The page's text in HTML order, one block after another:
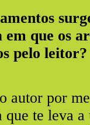
que os
pelo
autor por
te leva